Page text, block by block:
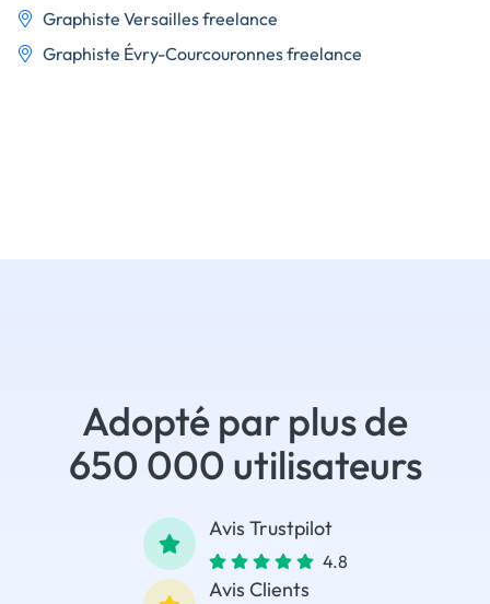
Graphiste Versailles freelance
Graphiste Évry-Courcouronnes freelance
Adopté par plus de
650 000 utilisateurs
Avis Trustpilot
4.8
Avis Clients